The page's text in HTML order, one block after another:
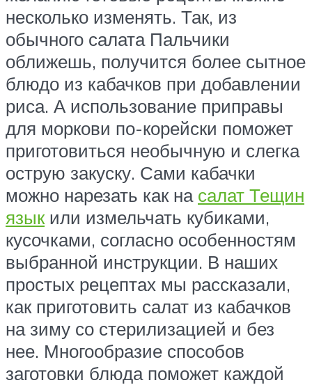
несколько изменять. Так, из
обычного салата Пальчики
оближешь, получится более сытное
блюдо из кабачков при добавлении
риса. А использование приправы
для моркови по-корейски поможет
приготовиться необычную и слегка
острую закуску. Сами кабачки
можно нарезать как на салат Тещин
языкили измельчать кубиками,
кусочками, согласно особенностям
выбранной инструкции. В наших
простых рецептах мы рассказали,
как приготовить салат из кабачков
на зиму со стерилизацией и без
нее. Многообразие способов
заготовки блюда поможет каждой